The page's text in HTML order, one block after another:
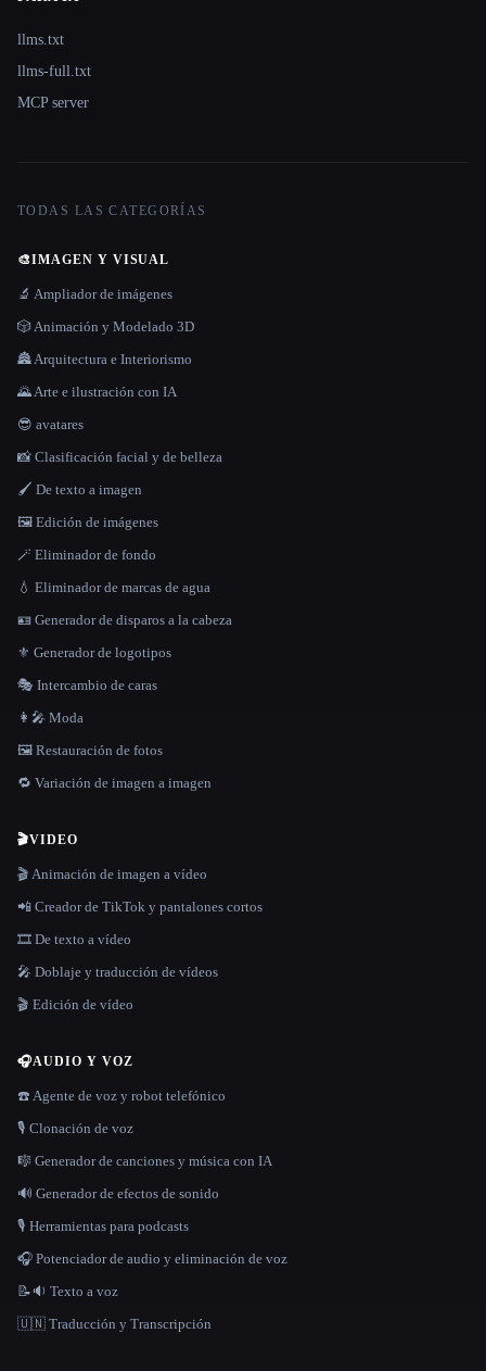
llms.txt
llms-full.txt
MCP server
TODAS LAS CATEGORÍAS
🎨IMAGEN Y VISUAL
🔬 Ampliador de imágenes
🎲 Animación y Modelado 3D
🏯 Arquitectura e Interiorismo
🌄 Arte e ilustración con IA
😎 avatares
📸 Clasificación facial y de belleza
🖌️ De texto a imagen
🖼️ Edición de imágenes
🪄 Eliminador de fondo
💧 Eliminador de marcas de agua
🪪 Generador de disparos a la cabeza
⚜️ Generador de logotipos
🎭 Intercambio de caras
👩‍🎤 Moda
🖼️ Restauración de fotos
🔁 Variación de imagen a imagen
🎬VIDEO
🎬 Animación de imagen a vídeo
📲 Creador de TikTok y pantalones cortos
🎞️ De texto a vídeo
🎤 Doblaje y traducción de vídeos
🎬 Edición de vídeo
🎧AUDIO Y VOZ
☎️ Agente de voz y robot telefónico
🎙️ Clonación de voz
🎼 Generador de canciones y música con IA
🔊 Generador de efectos de sonido
🎙️ Herramientas para podcasts
🎧 Potenciador de audio y eliminación de voz
📝🔉 Texto a voz
🇺🇳 Traducción y Transcripción